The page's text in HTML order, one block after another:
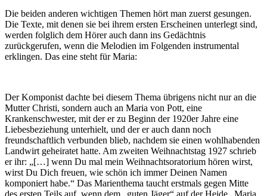
Die beiden anderen wichtigen Themen hört man zuerst gesungen.
Die Texte, mit denen sie bei ihrem ersten Erscheinen unterlegt sind,
werden folglich dem Hörer auch dann ins Gedächtnis
zurückgerufen, wenn die Melodien im Folgenden instrumental
erklingen. Das eine steht für Maria:
Der Komponist dachte bei diesem Thema übrigens nicht nur an die
Mutter Christi, sondern auch an Maria von Pott, eine
Krankenschwester, mit der er zu Beginn der 1920er Jahre eine
Liebesbeziehung unterhielt, und der er auch dann noch
freundschaftlich verbunden blieb, nachdem sie einen wohlhabenden
Landwirt geheiratet hatte. Am zweiten Weihnachtstag 1927 schrieb
er ihr: „[…] wenn Du mal mein Weihnachtsoratorium hören wirst,
wirst Du Dich freuen, wie schön ich immer Deinen Namen
komponiert habe.“ Das Marienthema taucht erstmals gegen Mitte
des ersten Teils auf, wenn dem „guten Jäger“ auf der Heide „Maria,